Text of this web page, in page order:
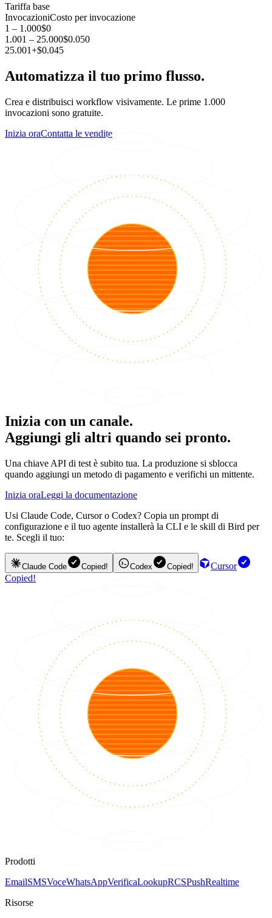
Tariffa base
InvocazioniCosto per invocazione
1 – 1.000$0
1.001 – 25.000$0.050
25.001+$0.045
Automatizza il tuo primo flusso.
Crea e distribuisci workflow visivamente. Le prime 1.000
invocazioni sono gratuite.
Inizia oraContatta le vendite
Inizia con un canale.
Aggiungi gli altri quando sei pronto.
Una chiave API di test è subito tua. La produzione si sblocca
quando aggiungi un metodo di pagamento e verifichi un mittente.
Inizia oraLeggi la documentazione
Usi Claude Code, Cursor o Codex? Copia un prompt di
configurazione e il tuo agente installerà la CLI e le skill di Bird per
te. Scegli il tuo:
Claude Code Copied! Codex Copied!
Cursor
Copied!
Prodotti
EmailSMSVoceWhatsAppVerificaLookupRCSPushRealtime
Risorse